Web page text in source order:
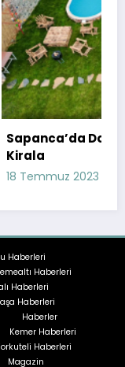
İçe Bir Tatil:
Haberleri
Haberleri
Haberleri
Haberleri
Haberler
Kemer Haberleri
Haberleri